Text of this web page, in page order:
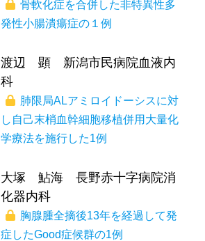
骨軟化症を合併した非特異性多
発性小腸潰瘍症の１例
渡辺 顕 新潟市民病院血液内
科
肺限局ALアミロイドーシスに対
し自己末梢血幹細胞移植併用大量化
学療法を施行した1例
大塚 鮎海 長野赤十字病院消
化器内科
胸腺腫全摘後13年を経過して発
症したGood症候群の1例